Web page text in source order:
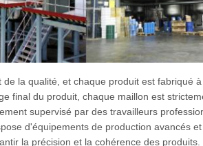
la qualité, et chaque produit est fabriqué
final du produit, chaque maillon est
supervisé par des travailleurs
d'équipements de production avancés
la précision et la cohérence des